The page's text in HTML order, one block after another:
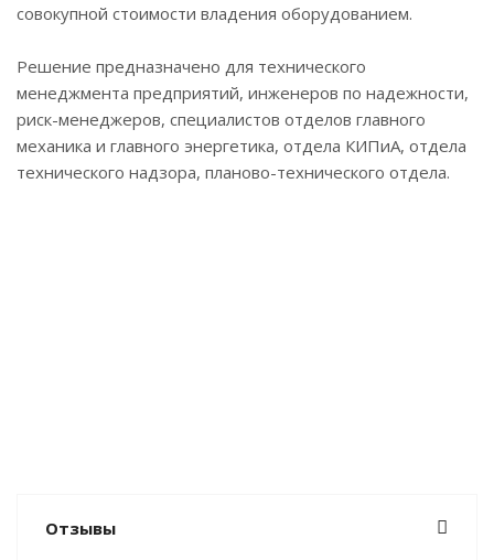
совокупной стоимости владения оборудованием.
Решение предназначено для технического
менеджмента предприятий, инженеров по надежности,
риск-менеджеров, специалистов отделов главного
механика и главного энергетика, отдела КИПиА, отдела
технического надзора, планово-технического отдела.
Отзывы